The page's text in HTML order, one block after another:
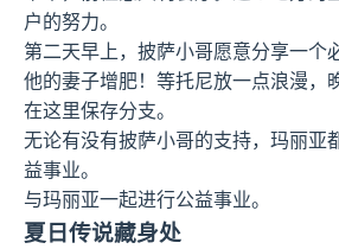
户的努力。
第二天早上，披萨小哥愿意分享一个
他的妻子增肥！等托尼放一点浪漫，
在这里保存分支。
无论有没有披萨小哥的支持，玛丽亚
益事业。
与玛丽亚一起进行公益事业。
夏日传说藏身处